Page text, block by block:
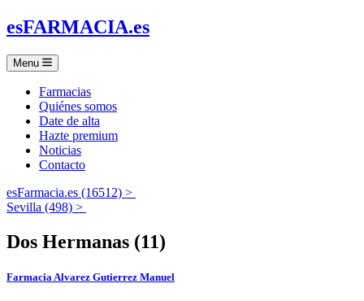
esFARMACIA.es
Menu
Farmacias
Quiénes somos
Date de alta
Hazte premium
Noticias
Contacto
esFarmacia.es (16512) >
Sevilla (498) >
Dos Hermanas (11)
Farmacia Alvarez Gutierrez Manuel